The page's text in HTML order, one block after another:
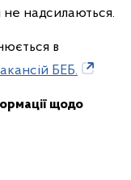
надсилаються.
в
БЕБ.
щодо